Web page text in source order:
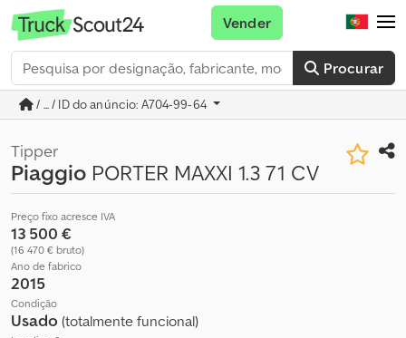
Procurar
Vender
/ ... / ID do anúncio: A704-99-64
Tipper
Piaggio PORTER MAXXI 1.3 71 CV
Preço fixo acresce IVA
13 500 €
(16 470 € bruto)
Ano de fabrico
2015
Condição
Usado (totalmente funcional)